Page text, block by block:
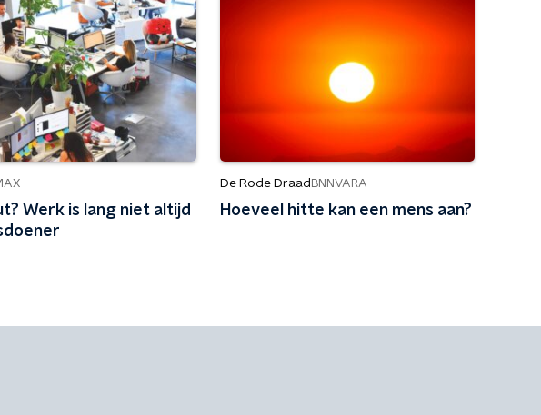
Werk is lang niet altijd
De Rode Draad BNNVARA
Hoeveel hitte kan een mens aan?